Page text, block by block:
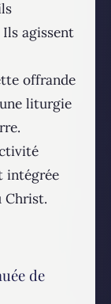
agissent
offrande
liturgie
intégrée
Christ.
de